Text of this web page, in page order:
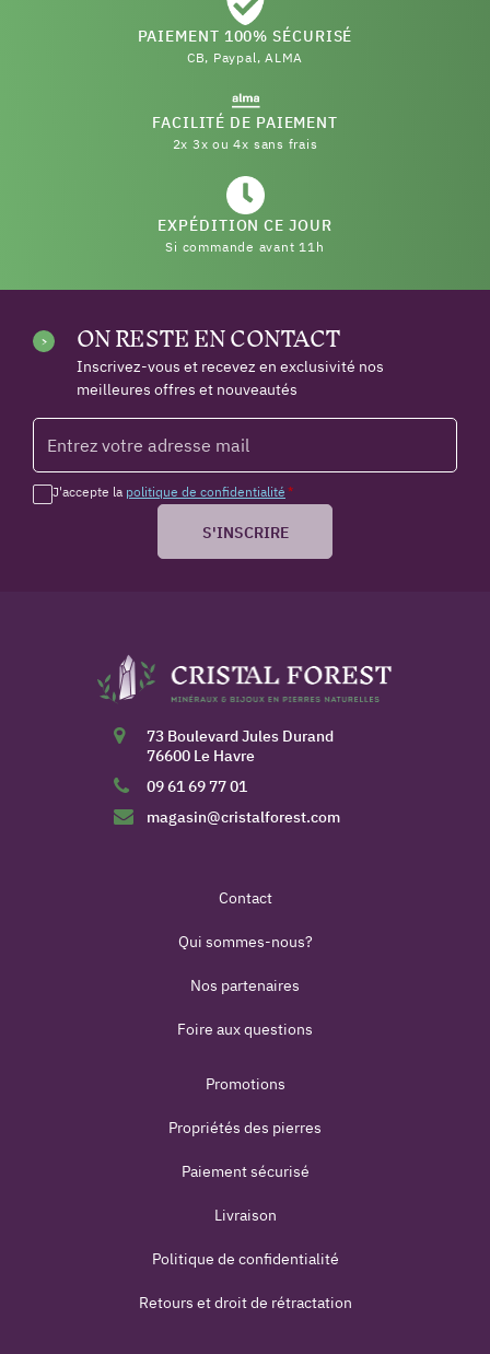
PAIEMENT 100% SÉCURISÉ
CB, Paypal, ALMA
FACILITÉ DE PAIEMENT
2x 3x ou 4x sans frais
EXPÉDITION CE JOUR
Si commande avant 11h
ON RESTE EN CONTACT
Inscrivez-vous et recevez en exclusivité nos
meilleures offres et nouveautés
J'accepte la politique de confidentialité *
S'INSCRIRE
73 Boulevard Jules Durand
76600 Le Havre
09 61 69 77 01
magasin@cristalforest.com
Contact
Qui sommes-nous?
Nos partenaires
Foire aux questions
Promotions
Propriétés des pierres
Paiement sécurisé
Livraison
Politique de confidentialité
Retours et droit de rétractation